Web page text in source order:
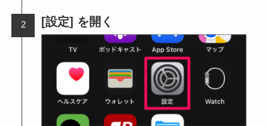
[設定] を開く